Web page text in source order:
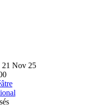
21 Nov 25